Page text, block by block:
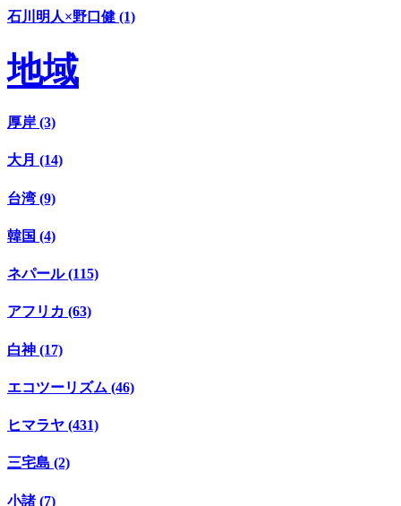
石川明人×野口健 (1)
地域
厚岸 (3)
大月 (14)
台湾 (9)
韓国 (4)
ネパール (115)
アフリカ (63)
白神 (17)
エコツーリズム (46)
ヒマラヤ (431)
三宅島 (2)
小諸 (7)